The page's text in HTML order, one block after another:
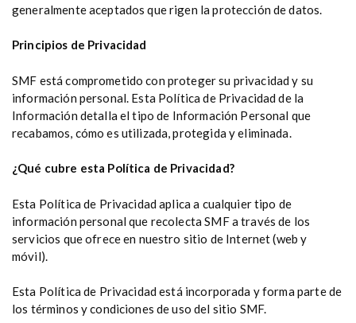
generalmente aceptados que rigen la protección de datos.
Principios de Privacidad
SMF está comprometido con proteger su privacidad y su
información personal. Esta Política de Privacidad de la
Información detalla el tipo de Información Personal que
recabamos, cómo es utilizada, protegida y eliminada.
¿Qué cubre esta Política de Privacidad?
Esta Política de Privacidad aplica a cualquier tipo de
información personal que recolecta SMF a través de los
servicios que ofrece en nuestro sitio de Internet (web y
móvil).
Esta Política de Privacidad está incorporada y forma parte de
los términos y condiciones de uso del sitio SMF.